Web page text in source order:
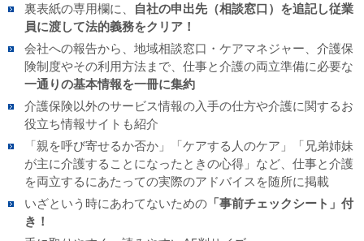
裏表紙の専用欄に、
自社の申出先（相談窓口）を追記し従業
員に渡して法的義務をクリア！
会社への報告から、地域相談窓口・ケアマネジャー、介護保
険制度やその利用方法まで、仕事と介護の両立準備に必要な
一通りの基本情報を一冊に集約
介護保険以外のサービス情報の入手の仕方や介護に関するお
役立ち情報サイトも紹介
「親を呼び寄せるか否か」「ケアする人のケア」「兄弟姉妹
が主に介護することになったときの心得」など、仕事と介護
を両立するにあたっての実際のアドバイスを随所に掲載
いざという時にあわてないための 「事前チェックシート」付
き！